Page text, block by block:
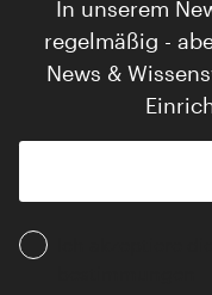
In unserem
regelmäßig -
News &